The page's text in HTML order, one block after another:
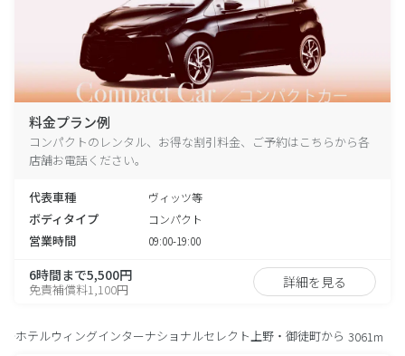
料金プラン例
コンパクトのレンタル、お得な割引料金、ご予約はこちらから各
店舗お電話ください。
代表車種 ヴィッツ等
ボディタイプ コンパクト
営業時間 09:00-19:00
6時間まで5,500円
免責補償料1,100円 詳細を見る
ホテルウィングインターナショナルセレクト上野・御徒町から 3061m